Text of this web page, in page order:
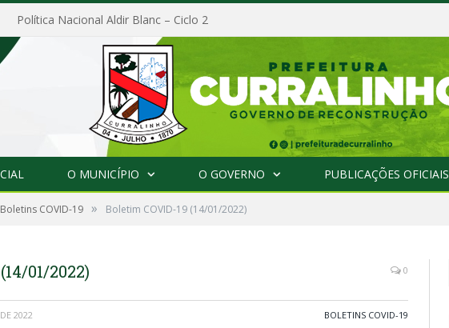
Política Nacional Aldir Blanc – Ciclo 2
O MUNICÍPIO O GOVERNO PUBLICAÇÕES OFICIAIS
Boletins COVID-19 » Boletim COVID-19 (14/01/2022)
01/2022) 0
2022 BOLETINS COVID-19